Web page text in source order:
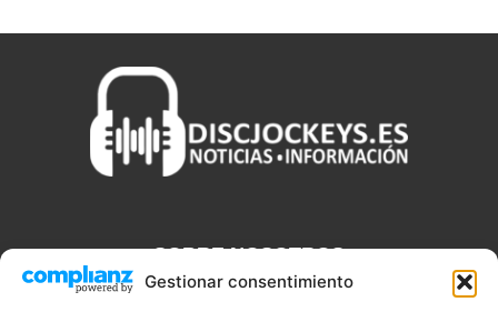
Gestionar consentimiento
SOBRE NOSOTROS